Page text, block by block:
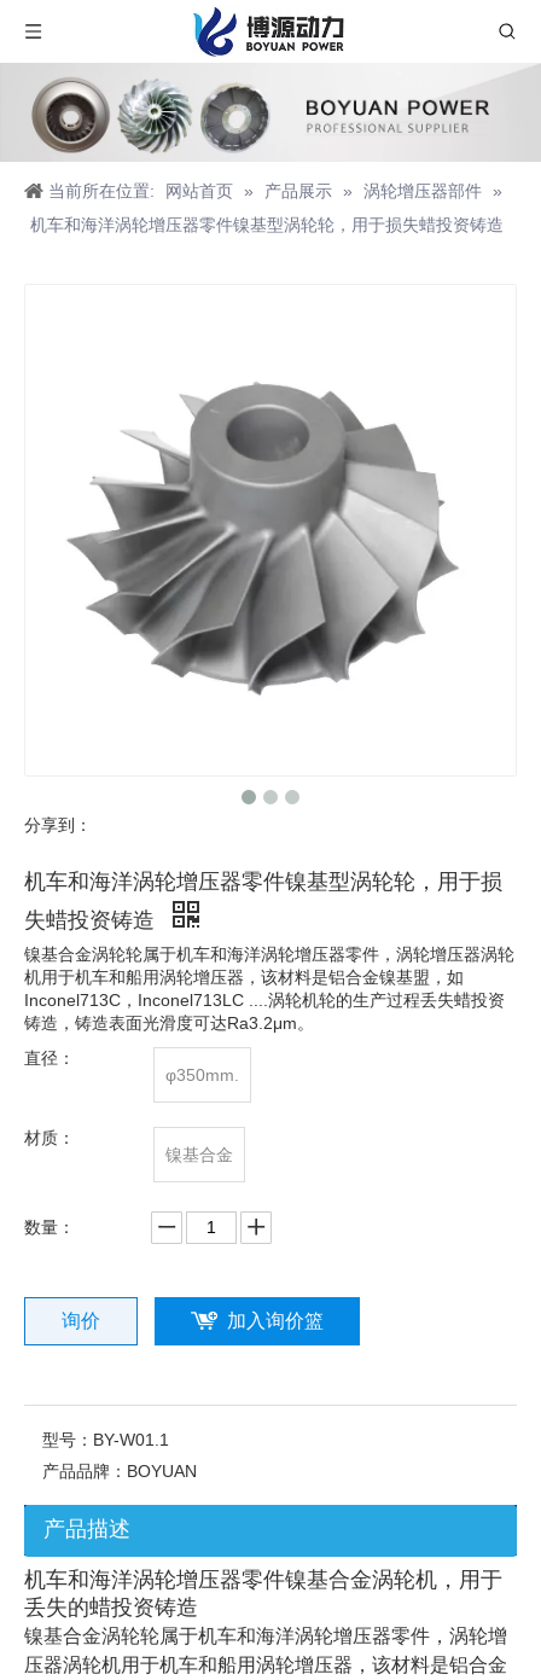
当前所在位置: 网站首页 » 产品展示 » 涡轮增压器部件 »
机车和海洋涡轮增压器零件镍基型涡轮轮，用于损失蜡投资铸造
分享到：
机车和海洋涡轮增压器零件镍基型涡轮轮，用于损
失蜡投资铸造
镍基合金涡轮轮属于机车和海洋涡轮增压器零件，涡轮增压器涡轮
机用于机车和船用涡轮增压器，该材料是铝合金镍基盟，如
Inconel713C，Inconel713LC ....涡轮机轮的生产过程丢失蜡投资
铸造，铸造表面光滑度可达Ra3.2μm。
直径：
φ350mm.
材质：
镍基合金
数量：
询价 加入询价篮
型号： BY-W01.1
产品品牌： BOYUAN
产品描述
机车和海洋涡轮增压器零件镍基合金涡轮机，用于
丢失的蜡投资铸造
镍基合金涡轮轮属于机车和海洋涡轮增压器零件，涡轮增
压器涡轮机用于机车和船用涡轮增压器，该材料是铝合金